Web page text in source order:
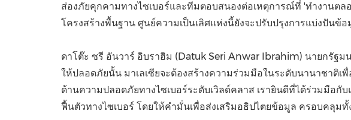
ส่องภัยคุกคามทางไซเบอร์และทีมตอบสนองต่อเหตุการณ์ที่ 'ทำงานตล
โครงสร้างพื้นฐาน ศูนย์ความเป็นเลิศแห่งนี้ยังจะปรับปรุงการแบ่งปัน
ดาโต๊ะ ซรี อันวาร์ อิบราฮิม (Datuk Seri Anwar Ibrahim) นายกรัฐม
ให้ปลอดภัยนั้น มาเลเซียจะต้องสร้างความร่วมมือในระดับนานาชาติ
ด้านความปลอดภัยทางไซเบอร์ระดับเวิลด์คลาส เรายินดีที่ได้ร่วมมือกั
ฟื้นตัวทางไซเบอร์ โดยให้คำมั่นเพื่อส่งเสริมอธิปไตยข้อมูล ครอบคลุม